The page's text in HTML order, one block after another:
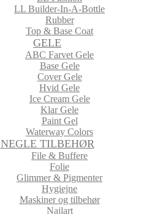
LL Builder-In-A-Bottle
Rubber
Top & Base Coat
GELE
ABC Farvet Gele
Base Gele
Cover Gele
Hvid Gele
Ice Cream Gele
Klar Gele
Paint Gel
Waterway Colors
NEGLE TILBEHØR
File & Buffere
Folie
Glimmer & Pigmenter
Hygiejne
Maskiner og tilbehør
Nailart